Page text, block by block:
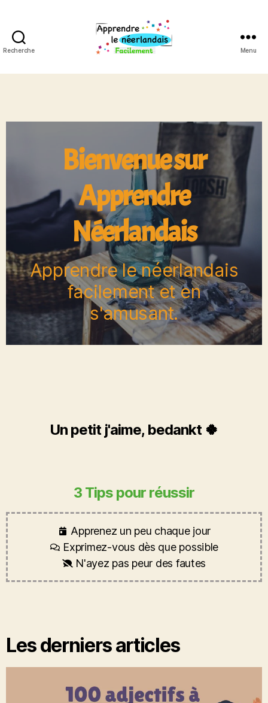
Recherche Menu
Bienvenue sur
Apprendre
Néerlandais
Apprendre le néerlandais
facilement et en
s'amusant.
Un petit j'aime, bedankt 🍀
3 Tips pour réussir
Apprenez un peu chaque jour
Exprimez-vous dès que possible
N'ayez pas peur des fautes
Les derniers articles